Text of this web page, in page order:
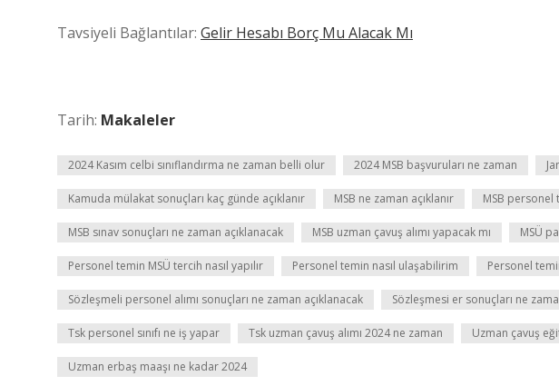
Tavsiyeli Bağlantılar: Gelir Hesabı Borç Mu Alacak Mı
Tarih: Makaleler
2024 Kasım celbi sınıflandırma ne zaman belli olur 2024 MSB başvuruları ne zaman
Kamuda mülakat sonuçları kaç günde açıklanır MSB ne zaman açıklanır MSB personel
MSB sınav sonuçları ne zaman açıklanacak MSB uzman çavuş alımı yapacak mı MSÜ
Personel temin MSÜ tercih nasıl yapılır Personel temin nasıl ulaşabilirim Personel
Sözleşmeli personel alımı sonuçları ne zaman açıklanacak Sözleşmesi er sonuçları ne
Tsk personel sınıfı ne iş yapar Tsk uzman çavuş alımı 2024 ne zaman Uzman çavuş
Uzman erbaş maaşı ne kadar 2024